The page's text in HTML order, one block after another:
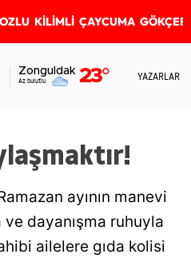
KİLİMLİ ÇAYCUMA
Zonguldak
Az bulutlu 23° YAZARLAR
ayının manevi
dayanışma ruhuyla
ailelere gıda kolisi